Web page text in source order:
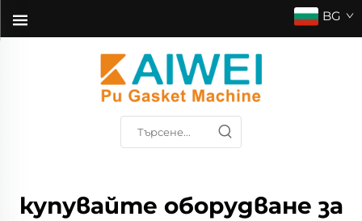
BG
купувайте оборудване за